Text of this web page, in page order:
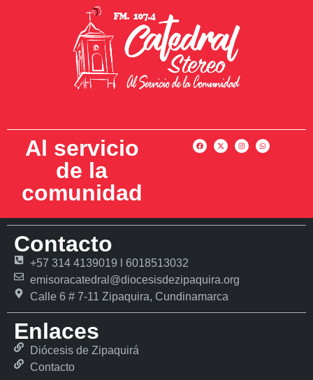
Al servicio
de la
comunidad
Contacto
+57 314 4139019 l 6018513032
emisoracatedral@diocesisdezipaquira.org
Calle 6 # 7-11 Zipaquira, Cundinamarca
Enlaces
Diócesis de Zipaquirá
Contacto